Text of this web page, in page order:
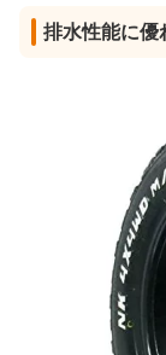
排水性能に優